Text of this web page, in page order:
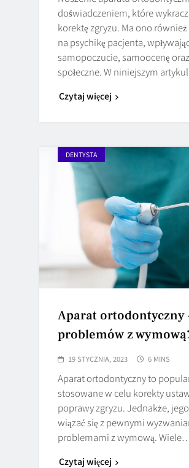
doświadczeniem, które
korektę zgryzu. Ma ono również
na psychikę pacjenta,
samopoczucie, samoocenę
społeczne. W niniejszym
Czytaj więcej
DENTYSTA
Aparat ortodontyczny
problemów z
19 STYCZNIA, 2023 6 MINS
Aparat ortodontyczny to
stosowane w celu korekty
poprawy zgryzu. Jednakże,
wiązać się z pewnymi
problemami z wymową.
Czytaj więcej